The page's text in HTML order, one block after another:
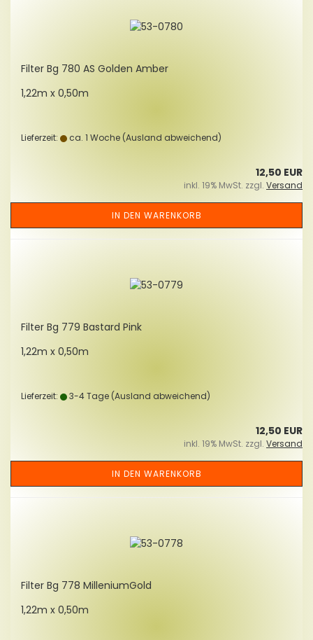
Fil­ter Bg 780 AS Gol­den Amber
1,22m x 0,50m
Lieferzeit: ca. 1 Woche (Ausland abweichend)
12,50 EUR
inkl. 19% MwSt. zzgl. Versand
IN DEN WARENKORB
Fil­ter Bg 779 Bas­tard Pink
1,22m x 0,50m
Lieferzeit: 3-4 Tage (Ausland abweichend)
12,50 EUR
inkl. 19% MwSt. zzgl. Versand
IN DEN WARENKORB
Fil­ter Bg 778 Mil­le­ni­um­Gold
1,22m x 0,50m